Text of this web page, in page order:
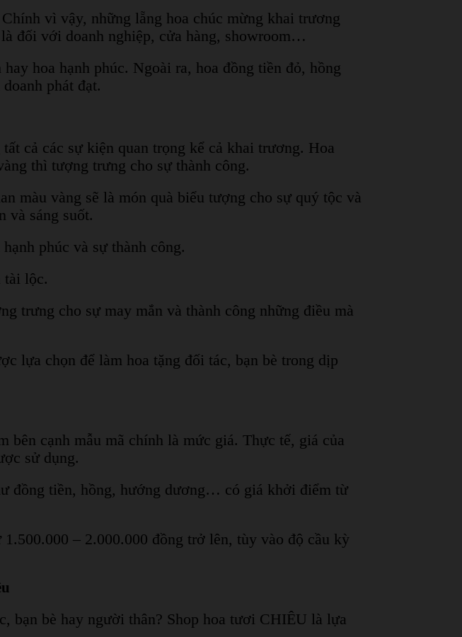
vì vậy, những lẵng hoa chúc mừng khai trương
đối với doanh nghiệp, cửa hàng, showroom…
hoa hạnh phúc. Ngoài ra, hoa đồng tiền đỏ, hồng
phát đạt.
cả các sự kiện quan trọng kể cả khai trương. Hoa
thì tượng trưng cho sự thành công.
màu vàng sẽ là món quà biểu tượng cho sự quý tộc và
và sáng suốt.
phúc và sự thành công.
tài lộc.
trưng cho sự may mắn và thành công những điều mà
lựa chọn để làm hoa tặng đối tác, bạn bè trong dịp
bên cạnh mẫu mã chính là mức giá. Thực tế, giá của
sử dụng.
đồng tiền, hồng, hướng dương… có giá khởi điểm từ
– 2.000.000 đồng trở lên, tùy vào độ cầu kỳ
bạn bè hay người thân? Shop hoa tươi CHIÊU là lựa